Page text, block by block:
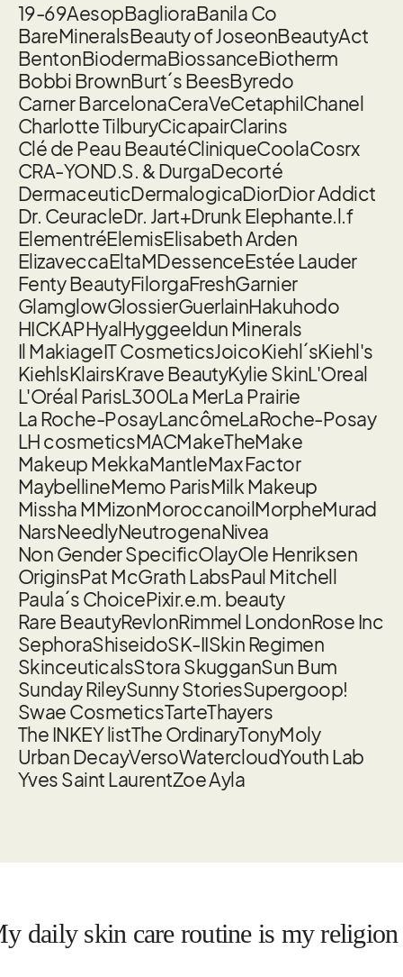
19-69AesopBaglioraBanila Co
BareMineralsBeauty of JoseonBeautyAct
BentonBiodermaBiossanceBiotherm
Bobbi BrownBurt´s BeesByredo
Carner BarcelonaCeraVeCetaphilChanel
Charlotte TilburyCicapairClarins
Clé de Peau BeautéCliniqueCoolaCosrx
CRA-YOND.S. & DurgaDecorté
DermaceuticDermalogicaDiorDior Addict
Dr. CeuracleDr. Jart+Drunk Elephante.l.f
ElementréElemisElisabeth Arden
ElizaveccaEltaMDessenceEstée Lauder
Fenty BeautyFilorgaFreshGarnier
GlamglowGlossierGuerlainHakuhodo
HICKAPHyalHyggeeIdun Minerals
Il MakiageIT CosmeticsJoicoKiehl´sKiehl's
KiehlsKlairsKrave BeautyKylie SkinL'Oreal
L'Oréal ParisL300La MerLa Prairie
La Roche-PosayLancômeLaRoche-Posay
LH cosmeticsMACMakeTheMake
Makeup MekkaMantleMax Factor
MaybellineMemo ParisMilk Makeup
Missha MMizonMoroccanoilMorpheMurad
NarsNeedlyNeutrogenaNivea
Non Gender SpecificOlayOle Henriksen
OriginsPat McGrath LabsPaul Mitchell
Paula´s ChoicePixir.e.m. beauty
Rare BeautyRevlonRimmel LondonRose Inc
SephoraShiseidoSK-IISkin Regimen
SkinceuticalsStora SkugganSun Bum
Sunday RileySunny StoriesSupergoop!
Swae CosmeticsTarteThayers
The INKEY listThe OrdinaryTonyMoly
Urban DecayVersoWatercloudYouth Lab
Yves Saint LaurentZoe Ayla
skin care routine is my religion